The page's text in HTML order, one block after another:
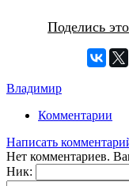
Поделись
Владимир
Комментарии
Написать
Нет комментариев.
Ник: